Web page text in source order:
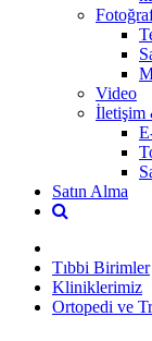
Video
İletişim
Satın Alma
Tıbbi Birimler
Kliniklerimiz
Ortopedi ve